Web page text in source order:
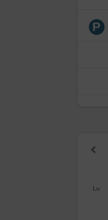
P
Lu